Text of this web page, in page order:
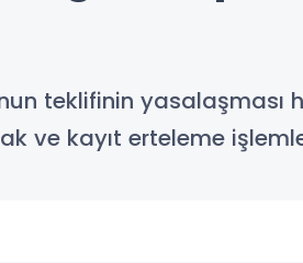
teklifinin yasalaşması
ve kayıt erteleme